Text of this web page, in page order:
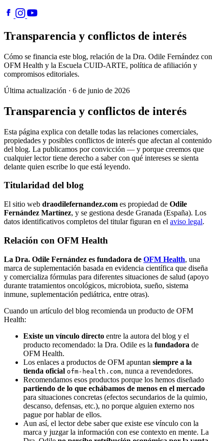
Transparencia y conflictos de interés
Cómo se financia este blog, relación de la Dra. Odile Fernández con
OFM Health y la Escuela CUID-ARTE, política de afiliación y
compromisos editoriales.
Última actualización · 6 de junio de 2026
Transparencia y conflictos de interés
Esta página explica con detalle todas las relaciones comerciales,
propiedades y posibles conflictos de interés que afectan al contenido
del blog. La publicamos por convicción — y porque creemos que
cualquier lector tiene derecho a saber con qué intereses se sienta
delante quien escribe lo que está leyendo.
Titularidad del blog
El sitio web draodilefernandez.com es propiedad de Odile
Fernández Martínez, y se gestiona desde Granada (España). Los
datos identificativos completos del titular figuran en el aviso legal.
Relación con OFM Health
La Dra. Odile Fernández es fundadora de OFM Health, una
marca de suplementación basada en evidencia científica que diseña
y comercializa fórmulas para diferentes situaciones de salud (apoyo
durante tratamientos oncológicos, microbiota, sueño, sistema
inmune, suplementación pediátrica, entre otras).
Cuando un artículo del blog recomienda un producto de OFM
Health:
Existe un vínculo directo entre la autora del blog y el
producto recomendado: la Dra. Odile es la fundadora de
OFM Health.
Los enlaces a productos de OFM apuntan siempre a la
tienda oficial ofm-health.com, nunca a revendedores.
Recomendamos esos productos porque los hemos diseñado
partiendo de lo que echábamos de menos en el mercado
para situaciones concretas (efectos secundarios de la quimio,
descanso, defensas, etc.), no porque alguien externo nos
pague por hablar de ellos.
Aun así, el lector debe saber que existe ese vínculo con la
marca y juzgar la información con ese contexto en mente. La